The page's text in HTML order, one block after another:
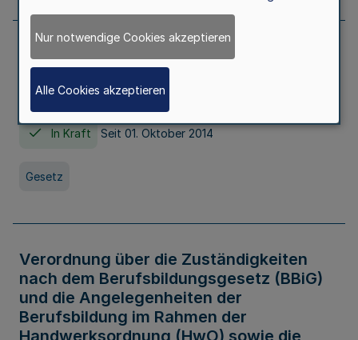
Gesetz über die Hochschulen des Landes
Nordrhein-Westfalen (Hochschulgesetz -
HG)
In Kraft Seit 01. Oktober 2014
Gesetz
Verordnung über die Zuständigkeiten
nach dem Berufsbildungsgesetz (BBiG)
und die Angelegenheiten der
Berufsbildung im Rahmen der
Handwerksordnung (HwO) sowie die
Nur notwendige Cookies akzeptieren
Alle Cookies akzeptieren